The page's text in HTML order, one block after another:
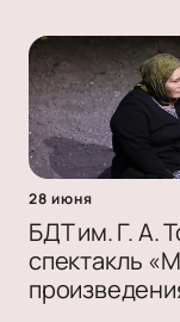
28 июня
БДТ им. Г. А.
спектакль